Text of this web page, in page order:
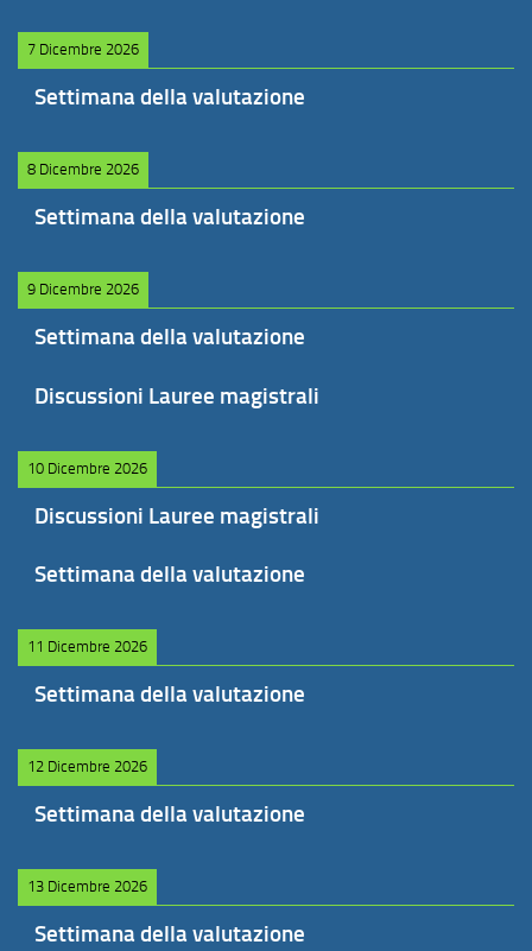
7 Dicembre 2026
Settimana della valutazione
8 Dicembre 2026
Settimana della valutazione
9 Dicembre 2026
Settimana della valutazione
Discussioni Lauree magistrali
10 Dicembre 2026
Discussioni Lauree magistrali
Settimana della valutazione
11 Dicembre 2026
Settimana della valutazione
12 Dicembre 2026
Settimana della valutazione
13 Dicembre 2026
Settimana della valutazione